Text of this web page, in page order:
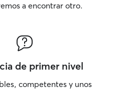
a encontrar otro.
de primer nivel
competentes y unos